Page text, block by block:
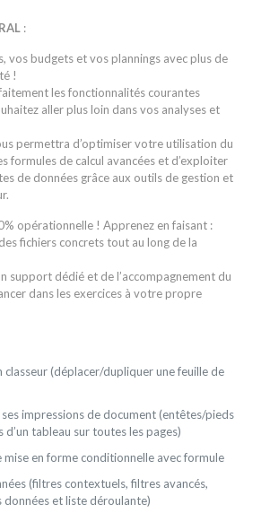
:
vos budgets et vos plannings avec plus de
!
les fonctionnalités courantes
aller plus loin dans vos analyses et
permettra d’optimiser votre utilisation du
formules de calcul avancées et d’exploiter
de données grâce aux outils de gestion et
opérationnelle ! Apprenez en faisant :
fichiers concrets tout au long de la
support dédié et de l’accompagnement du
dans les exercices à votre propre
classeur (déplacer/dupliquer une feuille de
impressions de document (entêtes/pieds
d’un tableau sur toutes les pages)
mise en forme conditionnelle avec formule
(filtres contextuels, filtres avancés,
données et liste déroulante)